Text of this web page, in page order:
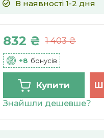
В наявності 1-2 дня
832 ₴ 1 403 ₴
+8 бонусів
Купити
Знайшли дешевше?